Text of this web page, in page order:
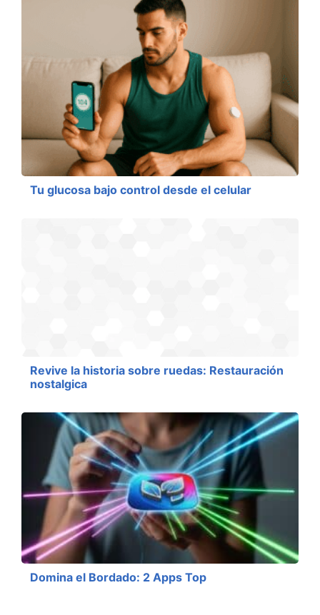
Tu glucosa bajo control desde el celular
Revive la historia sobre ruedas: Restauración
nostalgica
Domina el Bordado: 2 Apps Top